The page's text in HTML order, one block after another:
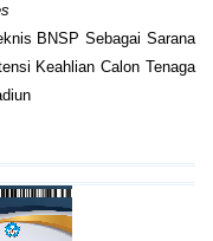
BNSP Sebagai Sarana
Keahlian Calon Tenaga